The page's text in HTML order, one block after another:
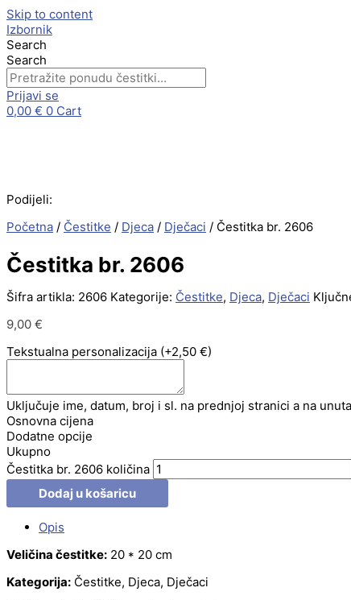
Skip to content
Izbornik
Search
Search
Prijavi se
0,00 € 0 Cart
Podijeli:
Početna / Čestitke / Djeca / Dječaci / Čestitka br. 2606
Čestitka br. 2606
Šifra artikla: 2606 Kategorije: Čestitke, Djeca, Dječaci
9,00 €
Tekstualna personalizacija (+2,50 €)
Uključuje ime, datum, broj i sl. na prednjoj stranici a na
Osnovna cijena
Dodatne opcije
Ukupno
Čestitka br. 2606 količina
Dodaj u košaricu
Opis
Veličina čestitke: 20 * 20 cm
Kategorija: Čestitke, Djeca, Dječaci